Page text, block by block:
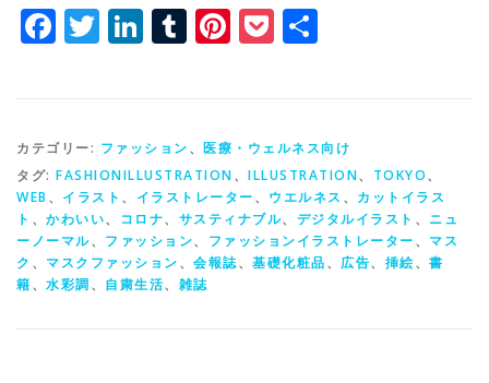
Facebook
Twitter
LinkedIn
Tumblr
Pinterest
Pocket
カテゴリー: ファッション、 医療・ウェルネス向け
タグ: FASHIONILLUSTRATION、 ILLUSTRATION、 TOKYO、
WEB 、 イラスト 、 イラストレーター、 ウエルネス 、 カットイラス
ト 、 かわいい、 コロナ、 サスティナブル、 デジタルイラスト 、 ニュ
ーノーマル、 ファッション、 ファッションイラストレーター、 マス
ク 、 マスクファッション、 会報誌、 基礎化粧品、 広告、 挿絵、 書
籍、 水彩調、 自粛生活、 雑誌